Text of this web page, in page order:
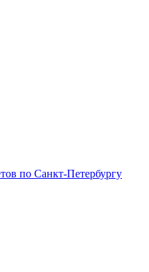
по Санкт-Петербургу